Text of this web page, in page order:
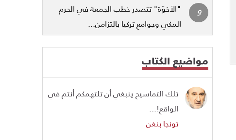
"الأخوّة" تتصدر خطب الجمعة في الحرم
المكي وجوامع تركيا بالتزامن...
مواضيع الكتاب
تلك التماسيح ينبغي أن تلتهمكم أنتم في
الواقع!...
تونجا بنغن